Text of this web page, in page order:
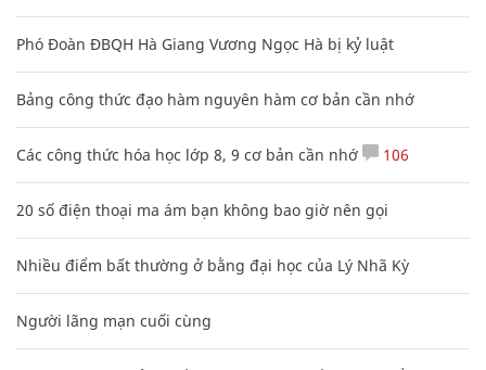
Phó Đoàn ĐBQH Hà Giang Vương Ngọc Hà bị kỷ luật
Bảng công thức đạo hàm nguyên hàm cơ bản cần nhớ
Các công thức hóa học lớp 8, 9 cơ bản cần nhớ 106
20 số điện thoại ma ám bạn không bao giờ nên gọi
Nhiều điểm bất thường ở bằng đại học của Lý Nhã Kỳ
Người lãng mạn cuối cùng